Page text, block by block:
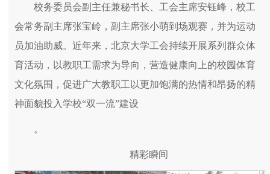
校务委员会副主任兼秘书长、工会主席安钰峰，校工
会常务副主席张宝岭，副主席张小萌到场观赛，并为运动
员加油助威。近年来，北京大学工会持续开展系列群众体
育活动，以教职工需求为导向，营造健康向上的校园体育
文化氛围，促进广大教职工以更加饱满的热情和昂扬的精
神面貌投入学校“双一流”建设
。
精彩瞬间